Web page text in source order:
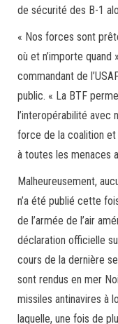
de sécurité des B-1
« Nos forces sont
où et n’importe quand
commandant de
public. « La BTF
l’interopérabilité
force de la coalition
à toutes les menaces
Malheureusement,
n’a été publié cette
de l’armée de l’air
déclaration officielle
cours de la dernière
sont rendus en mer
missiles antinavires à
laquelle, une fois de